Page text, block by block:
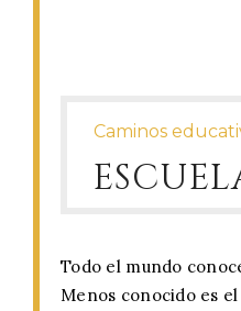
Caminos
Todo el mundo
Menos conocido es